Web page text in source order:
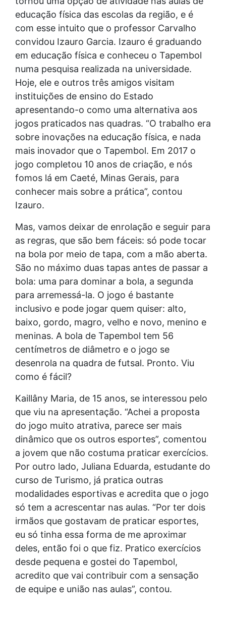
educação física das escolas da região, e é
com esse intuito que o professor Carvalho
convidou Izauro Garcia. Izauro é graduando
em educação física e conheceu o Tapembol
numa pesquisa realizada na universidade.
Hoje, ele e outros três amigos visitam
instituições de ensino do Estado
apresentando-o como uma alternativa aos
jogos praticados nas quadras. “O trabalho era
sobre inovações na educação física, e nada
mais inovador que o Tapembol. Em 2017 o
jogo completou 10 anos de criação, e nós
fomos lá em Caeté, Minas Gerais, para
conhecer mais sobre a prática”, contou
Izauro.
Mas, vamos deixar de enrolação e seguir para
as regras, que são bem fáceis: só pode tocar
na bola por meio de tapa, com a mão aberta.
São no máximo duas tapas antes de passar a
bola: uma para dominar a bola, a segunda
para arremessá-la. O jogo é bastante
inclusivo e pode jogar quem quiser: alto,
baixo, gordo, magro, velho e novo, menino e
meninas. A bola de Tapembol tem 56
centímetros de diâmetro e o jogo se
desenrola na quadra de futsal. Pronto. Viu
como é fácil?
Kaillâny Maria, de 15 anos, se interessou pelo
que viu na apresentação. “Achei a proposta
do jogo muito atrativa, parece ser mais
dinâmico que os outros esportes”, comentou
a jovem que não costuma praticar exercícios.
Por outro lado, Juliana Eduarda, estudante do
curso de Turismo, já pratica outras
modalidades esportivas e acredita que o jogo
só tem a acrescentar nas aulas. “Por ter dois
irmãos que gostavam de praticar esportes,
eu só tinha essa forma de me aproximar
deles, então foi o que fiz. Pratico exercícios
desde pequena e gostei do Tapembol,
acredito que vai contribuir com a sensação
de equipe e união nas aulas”, contou.